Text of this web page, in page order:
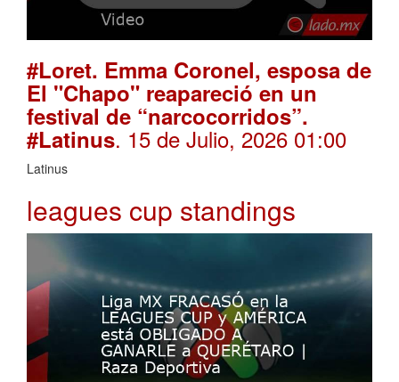
#Loret. Emma Coronel, esposa de
El "Chapo" reapareció en un
festival de “narcocorridos”.
#Latinus. 15 de Julio, 2026 01:00
Latinus
leagues cup standings